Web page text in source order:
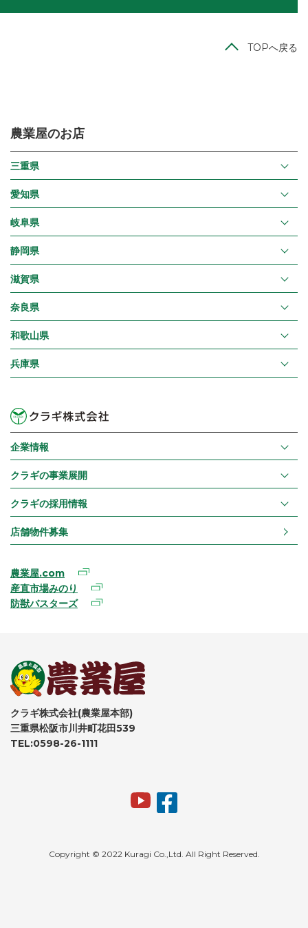
TOPへ戻る
農業屋のお店
三重県
愛知県
岐阜県
静岡県
滋賀県
奈良県
和歌山県
兵庫県
企業情報
クラギの事業展開
クラギの採用情報
店舗物件募集
農業屋.com
産直市場みのり
防獣バスターズ
クラギ株式会社(農業屋本部)
三重県松阪市川井町花田539
TEL:0598-26-1111
Copyright © 2022 Kuragi Co.,Ltd. All Right Reserved.